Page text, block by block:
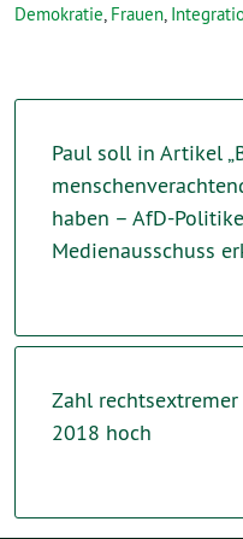
Demokratie, Frauen,
Paul soll in Artikel
haben – AfD-
Medienausschuss
Zahl
2018 hoch